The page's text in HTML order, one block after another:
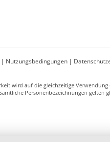
Nutzungsbedingungen|
wird auf die gleichzeitige
Personenbezeichnungen gelten